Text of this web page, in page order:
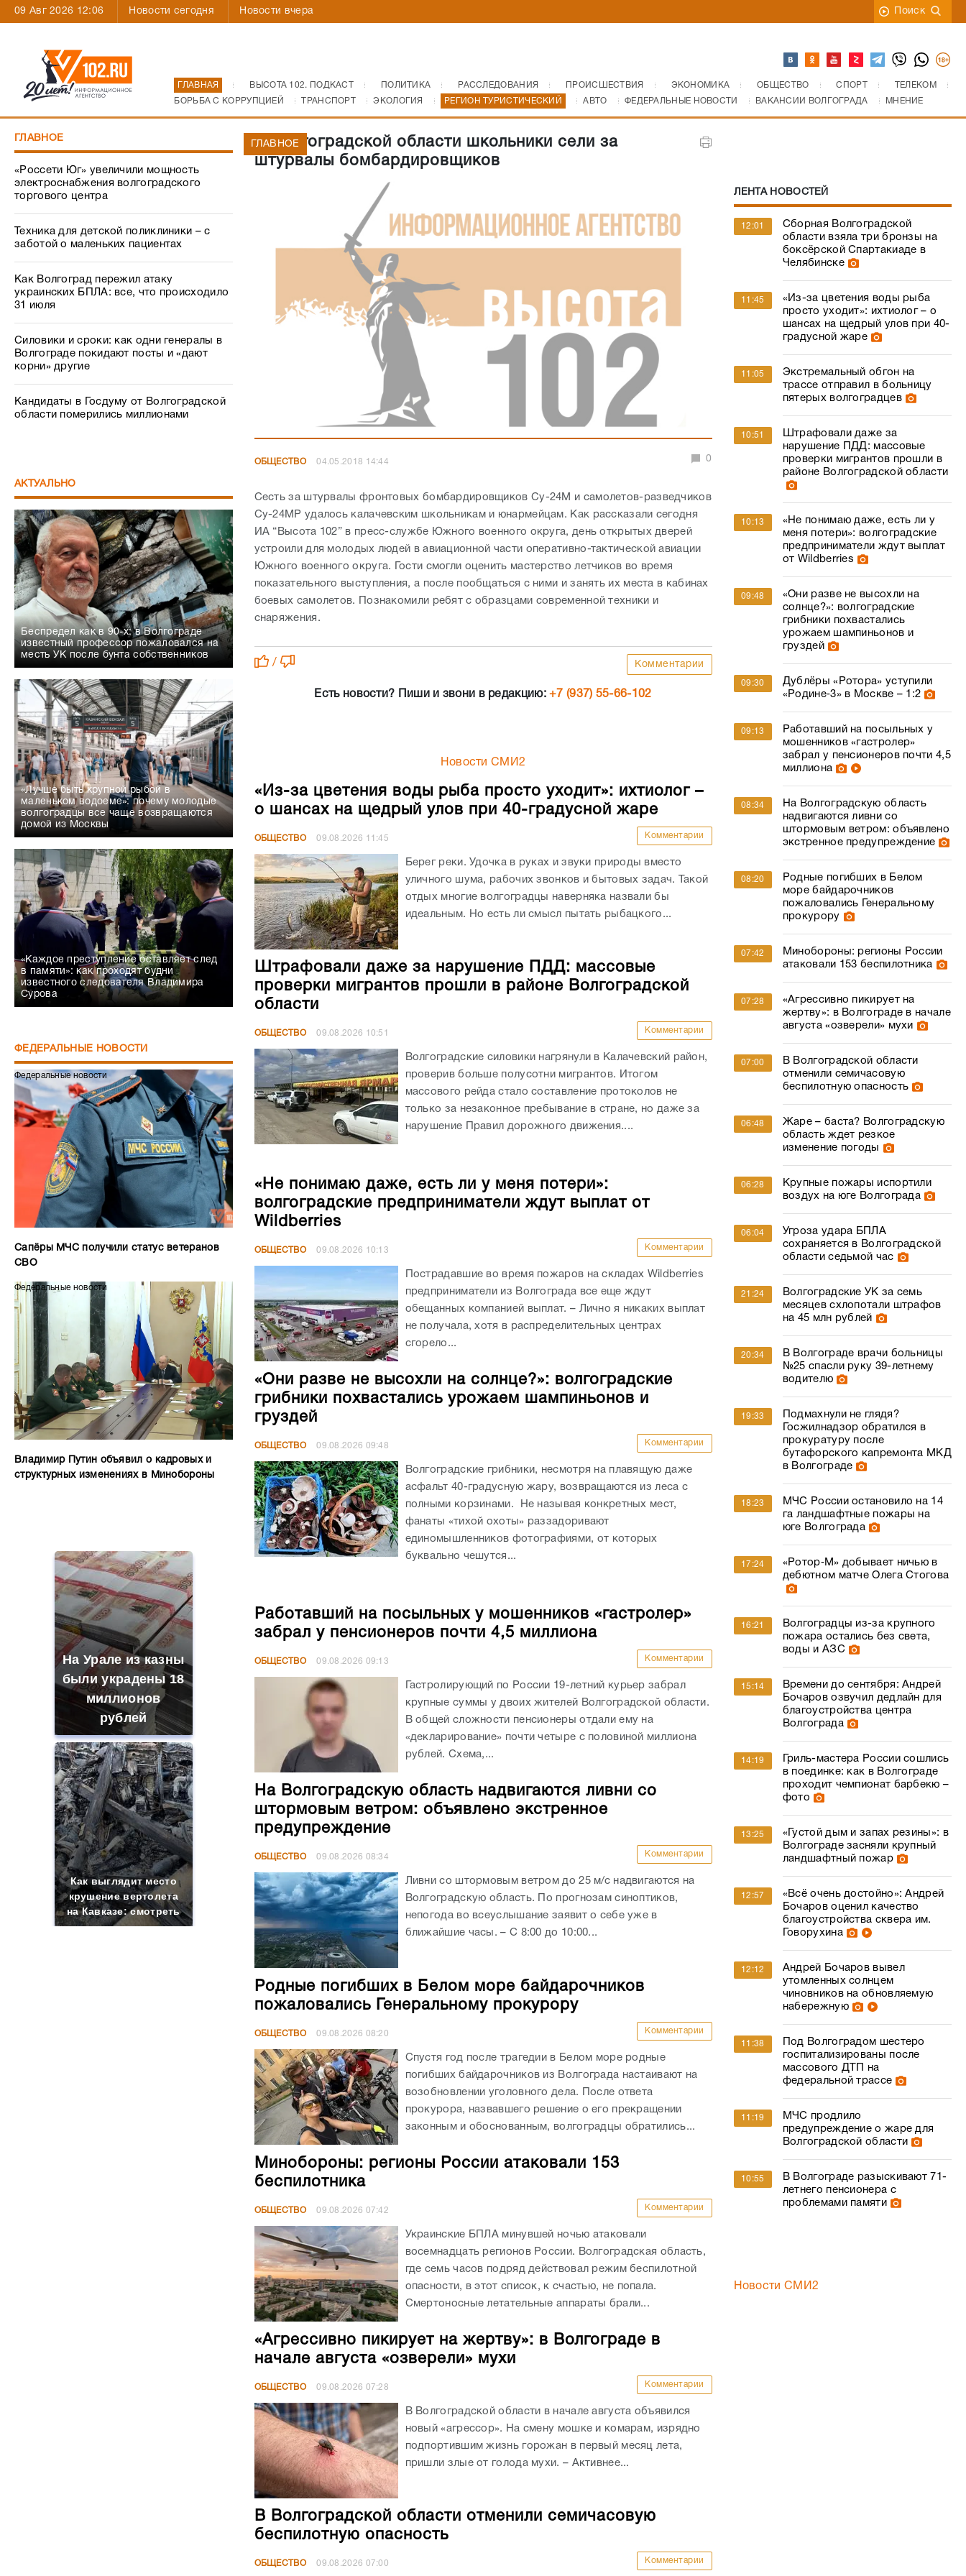
09 Авг 2026 12:06 Новости сегодня Новости вчера Поиск
ГЛАВНАЯ ВЫСОТА 102. ПОДКАСТ ПОЛИТИКА РАССЛЕДОВАНИЯ ПРОИСШЕСТВИЯ ЭКОНОМИКА ОБЩЕСТВО СПОРТ
ТЕЛЕКОМ
БОРЬБА С КОРРУПЦИЕЙ
ТРАНСПОРТ ЭКОЛОГИЯ РЕГИОН ТУРИСТИЧЕСКИЙ АВТО ФЕДЕРАЛЬНЫЕ НОВОСТИ ВАКАНСИИ ВОЛГОГРАДА МНЕНИЕ
ГЛАВНОЕ
«Россети Юг» увеличили мощность
электроснабжения волгоградского
торгового центра
Техника для детской поликлиники – с
заботой о маленьких пациентах
Как Волгоград пережил атаку
украинских БПЛА: все, что происходило
31 июля
Силовики и сроки: как одни генералы в
Волгограде покидают посты и «дают
корни» другие
Кандидаты в Госдуму от Волгоградской
области померились миллионами
АКТУАЛЬНО
Беспредел как в 90-х: в Волгограде
известный профессор пожаловался на
месть УК после бунта собственников
«Лучше быть крупной рыбой в
маленьком водоеме»: почему молодые
волгоградцы все чаще возвращаются
домой из Москвы
«Каждое преступление оставляет след
в памяти»: как проходят будни
известного следователя Владимира
Сурова
ФЕДЕРАЛЬНЫЕ НОВОСТИ
Федеральные новости
Сапёры МЧС получили статус ветеранов
СВО
Федеральные новости
Владимир Путин объявил о кадровых и
структурных изменениях в Минобороны
На Урале из казны
были украдены 18
миллионов
рублей
Как выглядит место
крушение вертолета
на Кавказе: смотреть
В Волгоградской области школьники сели за
штурвалы бомбардировщиков
ГЛАВНОЕ
ОБЩЕСТВО 04.05.2018 14:44 0
Сесть за штурвалы фронтовых бомбардировщиков Су-24М и самолетов-разведчиков
Су-24МР удалось калачевским школьникам и юнармейцам. Как рассказали сегодня
ИА “Высота 102” в пресс-службе Южного военного округа, день открытых дверей
устроили для молодых людей в авиационной части оперативно-тактической авиации
Южного военного округа. Гости смогли оценить мастерство летчиков во время
показательного выступления, а после пообщаться с ними и занять их места в кабинах
боевых самолетов. Познакомили ребят с образцами современной техники и
снаряжения.
/ Комментарии
Есть новости? Пиши и звони в редакцию:+7 (937) 55-66-102
Новости СМИ2
«Из-за цветения воды рыба просто уходит»: ихтиолог –
о шансах на щедрый улов при 40-градусной жаре
ОБЩЕСТВО 09.08.2026 11:45 Комментарии
Берег реки. Удочка в руках и звуки природы вместо
уличного шума, рабочих звонков и бытовых задач. Такой
отдых многие волгоградцы наверняка назвали бы
идеальным. Но есть ли смысл пытать рыбацкого...
Штрафовали даже за нарушение ПДД: массовые
проверки мигрантов прошли в районе Волгоградской
области
ОБЩЕСТВО 09.08.2026 10:51 Комментарии
Волгоградские силовики нагрянули в Калачевский район,
проверив больше полусотни мигрантов. Итогом
массового рейда стало составление протоколов не
только за незаконное пребывание в стране, но даже за
нарушение Правил дорожного движения....
«Не понимаю даже, есть ли у меня потери»:
волгоградские предприниматели ждут выплат от
Wildberries
ОБЩЕСТВО 09.08.2026 10:13 Комментарии
Пострадавшие во время пожаров на складах Wildberries
предприниматели из Волгограда все еще ждут
обещанных компанией выплат. – Лично я никаких выплат
не получала, хотя в распределительных центрах
сгорело...
«Они разве не высохли на солнце?»: волгоградские
грибники похвастались урожаем шампиньонов и
груздей
ОБЩЕСТВО 09.08.2026 09:48 Комментарии
Волгоградские грибники, несмотря на плавящую даже
асфальт 40-градусную жару, возвращаются из леса с
полными корзинами. Не называя конкретных мест,
фанаты «тихой охоты» раззадоривают
единомышленников фотографиями, от которых
буквально чешутся...
Работавший на посыльных у мошенников «гастролер»
забрал у пенсионеров почти 4,5 миллиона
ОБЩЕСТВО 09.08.2026 09:13 Комментарии
Гастролирующий по России 19-летний курьер забрал
крупные суммы у двоих жителей Волгоградской области.
В общей сложности пенсионеры отдали ему на
«декларирование» почти четыре с половиной миллиона
рублей. Схема,...
На Волгоградскую область надвигаются ливни со
штормовым ветром: объявлено экстренное
предупреждение
ОБЩЕСТВО 09.08.2026 08:34 Комментарии
Ливни со штормовым ветром до 25 м/с надвигаются на
Волгоградскую область. По прогнозам синоптиков,
непогода во всеуслышание заявит о себе уже в
ближайшие часы. – С 8:00 до 10:00...
Родные погибших в Белом море байдарочников
пожаловались Генеральному прокурору
ОБЩЕСТВО 09.08.2026 08:20 Комментарии
Спустя год после трагедии в Белом море родные
погибших байдарочников из Волгограда настаивают на
возобновлении уголовного дела. После ответа
прокурора, назвавшего решение о его прекращении
законным и обоснованным, волгоградцы обратились...
Минобороны: регионы России атаковали 153
беспилотника
ОБЩЕСТВО 09.08.2026 07:42 Комментарии
Украинские БПЛА минувшей ночью атаковали
восемнадцать регионов России. Волгоградская область,
где семь часов подряд действовал режим беспилотной
опасности, в этот список, к счастью, не попала.
Смертоносные летательные аппараты брали...
«Агрессивно пикирует на жертву»: в Волгограде в
начале августа «озверели» мухи
ОБЩЕСТВО 09.08.2026 07:28 Комментарии
В Волгоградской области в начале августа объявился
новый «агрессор». На смену мошке и комарам, изрядно
подпортившим жизнь горожан в первый месяц лета,
пришли злые от голода мухи. – Активнее...
В Волгоградской области отменили семичасовую
беспилотную опасность
ОБЩЕСТВО 09.08.2026 07:00 Комментарии
ЛЕНТА НОВОСТЕЙ
12:01
Сборная Волгоградской
области взяла три бронзы на
боксёрской Спартакиаде в
Челябинске
11:45
«Из-за цветения воды рыба
просто уходит»: ихтиолог – о
шансах на щедрый улов при 40-
градусной жаре
11:05
Экстремальный обгон на
трассе отправил в больницу
пятерых волгоградцев
10:51
Штрафовали даже за
нарушение ПДД: массовые
проверки мигрантов прошли в
районе Волгоградской области
10:13
«Не понимаю даже, есть ли у
меня потери»: волгоградские
предприниматели ждут выплат
от Wildberries
09:48
«Они разве не высохли на
солнце?»: волгоградские
грибники похвастались
урожаем шампиньонов и
груздей
09:30
Дублёры «Ротора» уступили
«Родине‑3» в Москве – 1:2
09:13
Работавший на посыльных у
мошенников «гастролер»
забрал у пенсионеров почти 4,5
миллиона
08:34
На Волгоградскую область
надвигаются ливни со
штормовым ветром: объявлено
экстренное предупреждение
08:20
Родные погибших в Белом
море байдарочников
пожаловались Генеральному
прокурору
07:42
Минобороны: регионы России
атаковали 153 беспилотника
07:28
«Агрессивно пикирует на
жертву»: в Волгограде в начале
августа «озверели» мухи
07:00
В Волгоградской области
отменили семичасовую
беспилотную опасность
06:48
Жаре – баста? Волгоградскую
область ждет резкое
изменение погоды
06:28
Крупные пожары испортили
воздух на юге Волгограда
06:04
Угроза удара БПЛА
сохраняется в Волгоградской
области седьмой час
21:24
Волгоградские УК за семь
месяцев схлопотали штрафов
на 45 млн рублей
20:34
В Волгограде врачи больницы
№25 спасли руку 39-летнему
водителю
19:33
Подмахнули не глядя?
Госжилнадзор обратился в
прокуратуру после
бутафорского капремонта МКД
в Волгограде
18:23
МЧС России остановило на 14
га ландшафтные пожары на
юге Волгограда
17:24
«Ротор‑М» добывает ничью в
дебютном матче Олега Стогова
16:21
Волгоградцы из-за крупного
пожара остались без света,
воды и АЗС
15:14
Времени до сентября: Андрей
Бочаров озвучил дедлайн для
благоустройства центра
Волгограда
14:19
Гриль-мастера России сошлись
в поединке: как в Волгограде
проходит чемпионат барбекю –
фото
13:25
«Густой дым и запах резины»: в
Волгограде засняли крупный
ландшафтный пожар
12:57
«Всё очень достойно»: Андрей
Бочаров оценил качество
благоустройства сквера им.
Говорухина
12:12
Андрей Бочаров вывел
утомленных солнцем
чиновников на обновляемую
набережную
11:38
Под Волгоградом шестеро
госпитализированы после
массового ДТП на
федеральной трассе
11:19
МЧС продлило
предупреждение о жаре для
Волгоградской области
10:55
В Волгограде разыскивают 71-
летнего пенсионера с
проблемами памяти
Новости СМИ2